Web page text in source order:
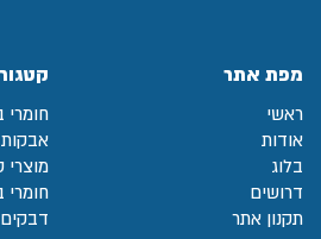
מפת אתר
ראשי
אודות
בלוג
דרושים
תקנון אתר
חומרי
אבקות
מוצרי
חומרי
דבקים